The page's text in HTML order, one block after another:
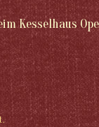
Kesselhaus